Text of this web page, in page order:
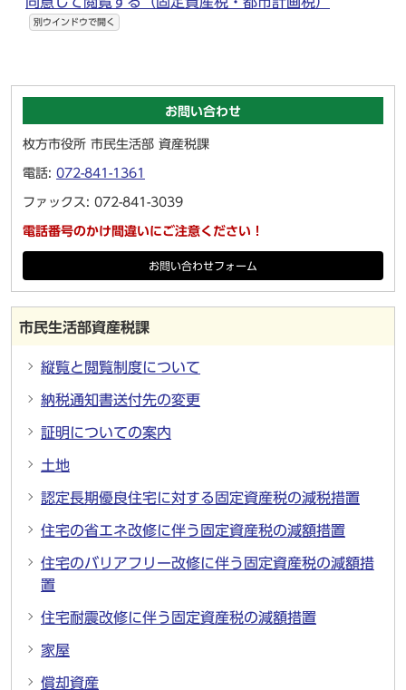
別ウインドウで開く
お問い合わせ
枚方市役所 市民生活部 資産税課
電話: 072-841-1361
ファックス: 072-841-3039
電話番号のかけ間違いにご注意ください！
お問い合わせフォーム
市民生活部資産税課
縦覧と閲覧制度について
納税通知書送付先の変更
証明についての案内
土地
認定長期優良住宅に対する固定資産税の減税措置
住宅の省エネ改修に伴う固定資産税の減額措置
住宅のバリアフリー改修に伴う固定資産税の減額措
置
住宅耐震改修に伴う固定資産税の減額措置
家屋
償却資産